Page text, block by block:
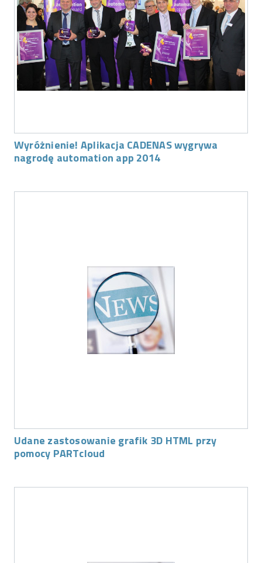
Wyróżnienie! Aplikacja CADENAS wygrywa
nagrodę automation app 2014
Udane zastosowanie grafik 3D HTML przy
pomocy PARTcloud